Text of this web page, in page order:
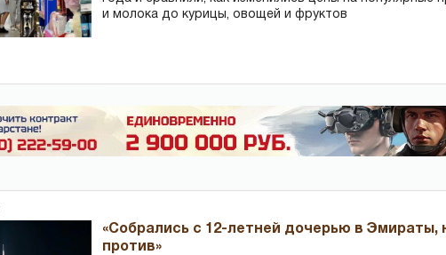
и молока до курицы, овощей и фруктов
«Собрались с 12-летней дочерью в
против»